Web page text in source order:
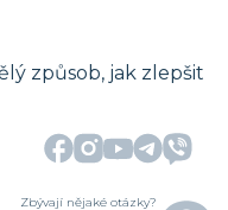
způsob, jak zlepšit
Zbývají nějaké otázky?